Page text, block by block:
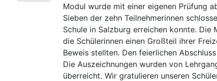
Modul wurde mit einer eigenen Prüfung
Sieben der zehn Teilnehmerinnen
Schule in Salzburg erreichen konnte.
die Schülerinnen einen Großteil ihrer
Beweis stellten. Den feierlichen
Die Auszeichnungen wurden von
überreicht. Wir gratulieren unseren